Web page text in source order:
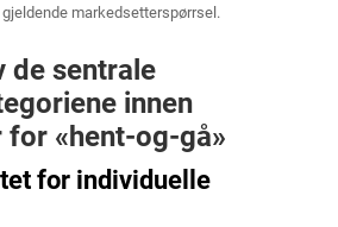
markedsetterspørrsel.
de sentrale
innen
«hent-og-gå»
for individuelle